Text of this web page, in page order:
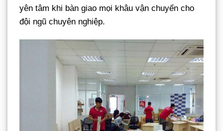
yên tâm khi bàn giao mọi khâu vận chuyển cho
đội ngũ chuyên nghiệp.